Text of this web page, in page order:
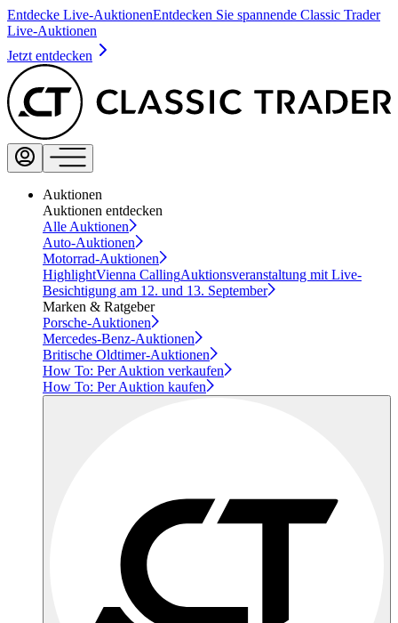
Entdecke Live-AuktionenEntdecken Sie spannende Classic Trader
Live-Auktionen
Jetzt entdecken
Auktionen
Auktionen entdecken
Alle Auktionen
Auto-Auktionen
Motorrad-Auktionen
HighlightVienna CallingAuktionsveranstaltung mit Live-
Besichtigung am 12. und 13. September
Marken & Ratgeber
Porsche-Auktionen
Mercedes-Benz-Auktionen
Britische Oldtimer-Auktionen
How To: Per Auktion verkaufen
How To: Per Auktion kaufen